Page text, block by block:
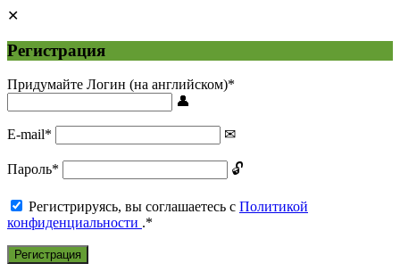
Регистрация
Придумайте Логин (на английском)*
E-mail*
Пароль*
Регистрируясь, вы соглашаетесь с Политикой
конфиденциальности .*